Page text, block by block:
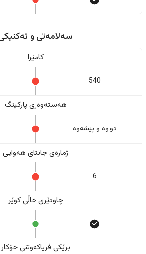
سەلامەتی و
کامێرا
540
هەستەوەری پارکینگ
دواوە و پێشەوە
ژمارەی جانتای هەوایی
6
چاودێری خاڵی کوێر
برێکی فریاکەوتنی خۆکار